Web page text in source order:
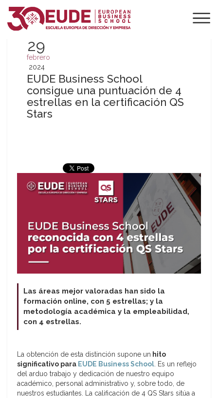
29
febrero
2024
EUDE Business School
consigue una puntuación de 4
estrellas en la certificación QS
Stars
Las áreas mejor valoradas han sido la
formación online, con 5 estrellas; y la
metodología académica y la empleabilidad,
con 4 estrellas.
La obtención de esta distinción supone un hito
significativo para EUDE Business School. Es un reflejo
del arduo trabajo y dedicación de nuestro equipo
académico, personal administrativo y, sobre todo, de
nuestros estudiantes. La calificación de 4 QS Stars sitúa a